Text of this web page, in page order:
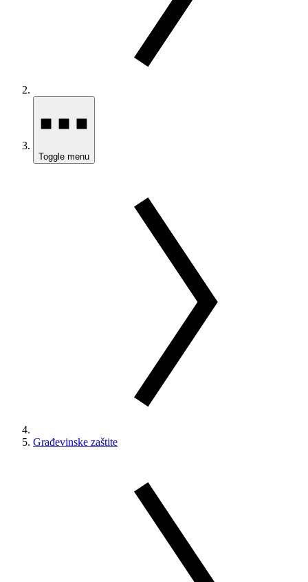
Toggle menu
Građevinske zaštite